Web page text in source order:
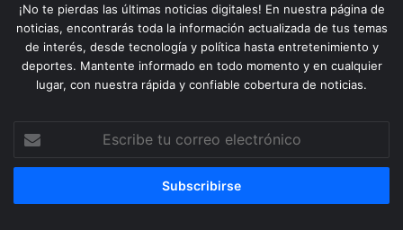
¡No te pierdas las últimas noticias digitales! En nuestra página de
noticias, encontrarás toda la información actualizada de tus temas
de interés, desde tecnología y política hasta entretenimiento y
deportes. Mantente informado en todo momento y en cualquier
lugar, con nuestra rápida y confiable cobertura de noticias.
correo